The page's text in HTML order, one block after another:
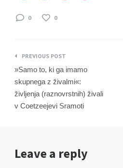
0 0
Navigacija
prispevka
PREVIOUS POST
»Samo to, ki ga imamo
skupnega z živalmi«:
življenja (raznovrstnih) živali
v Coetzeejevi Sramoti
Leave a reply